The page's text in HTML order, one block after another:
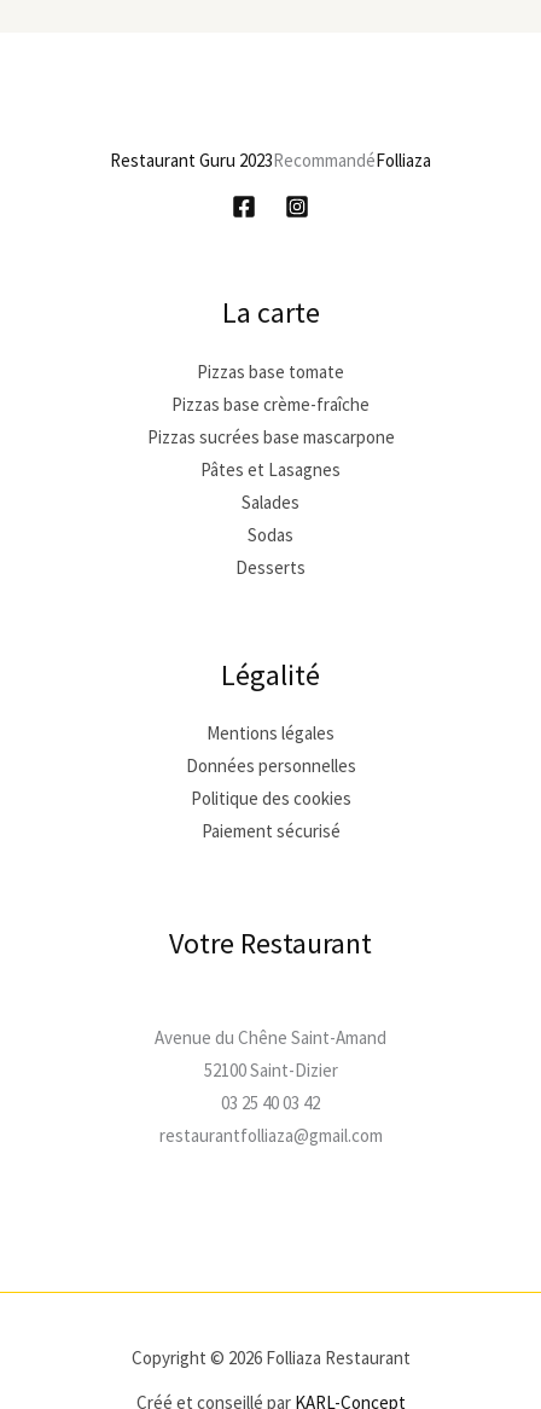
Restaurant Guru 2023RecommandéFolliaza
La carte
Pizzas base tomate
Pizzas base crème-fraîche
Pizzas sucrées base mascarpone
Pâtes et Lasagnes
Salades
Sodas
Desserts
Légalité
Mentions légales
Données personnelles
Politique des cookies
Paiement sécurisé
Votre Restaurant
Avenue du Chêne Saint-Amand
52100 Saint-Dizier
03 25 40 03 42
restaurantfolliaza@gmail.com
Copyright © 2026 Folliaza Restaurant
Créé et conseillé par KARL-Concept